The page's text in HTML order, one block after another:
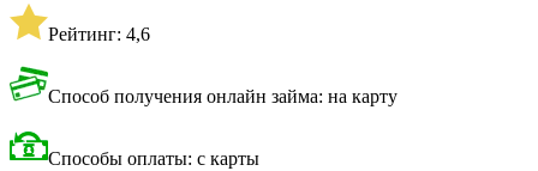
Рейтинг: 4,6
Способ получения онлайн займа: на карту
Способы оплаты: с карты